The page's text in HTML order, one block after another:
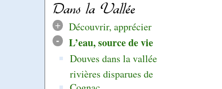
Dans la Vallée
+ Découvrir, apprécier
- L’eau, source de vie
Douves dans la vallée
rivières disparues de